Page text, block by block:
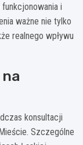
i
ważne nie tylko
realnego wpływu
konsultacji
Szczególne